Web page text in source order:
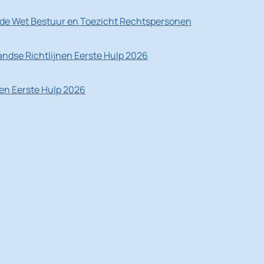
Wet Bestuur en Toezicht Rechtspersonen
Richtlijnen Eerste Hulp 2026
Eerste Hulp 2026